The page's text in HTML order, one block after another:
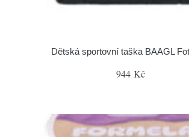
Dětská sportovní taška BAAGL
944 Kč